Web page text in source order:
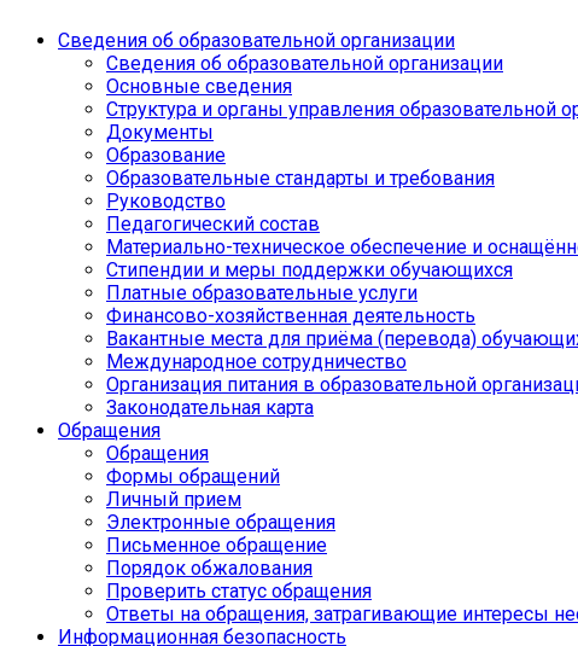
Сведения об образовательной организации
Сведения об образовательной организации
Основные сведения
Структура и органы управления образовательной
Документы
Образование
Образовательные стандарты и требования
Руководство
Педагогический состав
Материально-техническое обеспечение и
Стипендии и меры поддержки обучающихся
Платные образовательные услуги
Финансово-хозяйственная деятельность
Вакантные места для приёма (перевода)
Международное сотрудничество
Организация питания в образовательной
Законодательная карта
Обращения
Обращения
Формы обращений
Личный прием
Электронные обращения
Письменное обращение
Порядок обжалования
Проверить статус обращения
Ответы на обращения, затрагивающие интересы
Информационная безопасность